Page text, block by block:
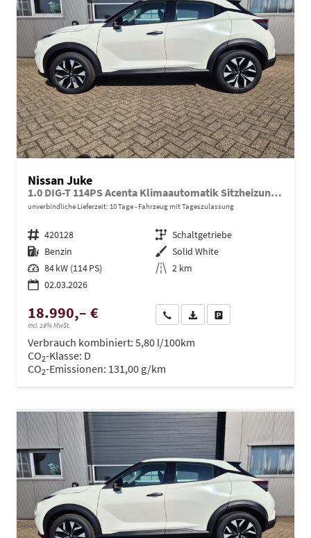
Nissan Juke
1.0 DIG-T 114PS Acenta Klimaautomatik Sitzheizung Rückf.Kamera Bluetooth Touchscreen wireless Apple CarPlay Android Auto
unverbindliche Lieferzeit: 10 Tage Fahrzeug mit Tageszulassung
Fahrzeugnr. 420128 Getriebe Schaltgetriebe
Kraftstoff Benzin Außenfarbe Solid White
Leistung 84 kW (114 PS) Kilometerstand 2 km
02.03.2026
18.990,– €
incl. 19% MwSt.
Wir rufen Sie anPDF-Datei, Fahrzeugexposé
Verbrauch kombiniert: 5,80 l/100km
CO2-Klasse: D
CO2-Emissionen: 131,00 g/km